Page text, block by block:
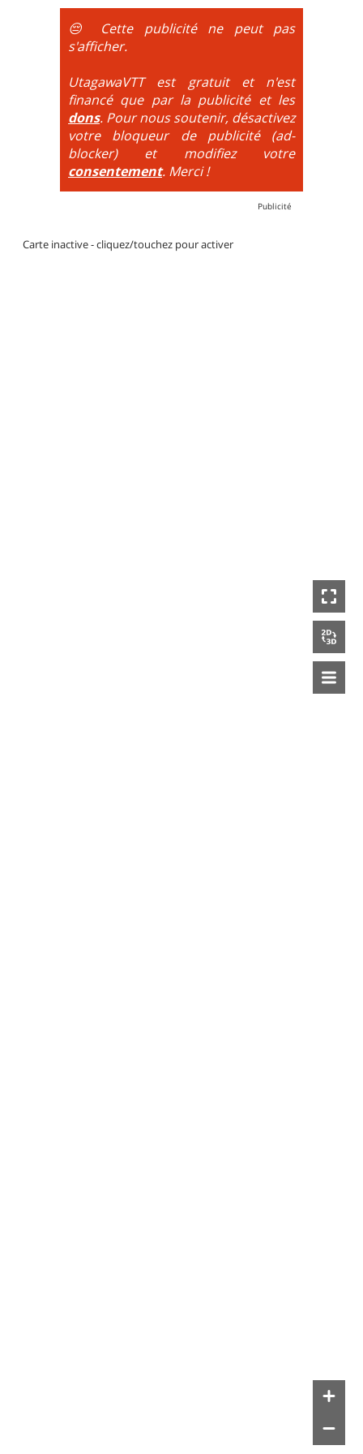
obligatoire.
DH / Gravity : Seule la descente se passe sur le vélo.
La montée est faite via navette ou remontée
mécanique. La difficulté de la descente est indiquée
par des couleurs lorsqu'il s'agit de bikeparks. Vélo
tout suspendu et protections du corps obligatoires.
😔 Cette publicité ne peut pas
s'afficher.
UtagawaVTT est gratuit et n'est
financé que par la publicité et les
dons. Pour nous soutenir, désactivez
votre bloqueur de publicité (ad-
blocker) et modifiez votre
consentement. Merci !